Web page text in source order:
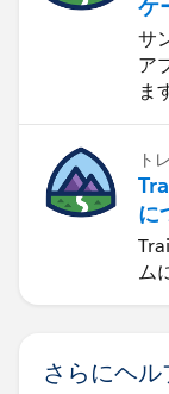
ケ
サ
ア
ま
ト
に
ム
さらにヘ